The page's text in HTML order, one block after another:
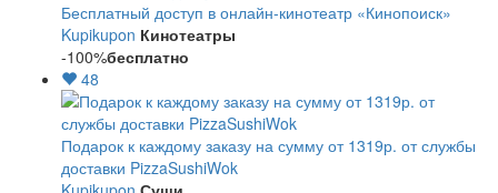
Бесплатный доступ в онлайн-кинотеатр «Кинопоиск»
Kupikupon Кинотеатры
-100%бесплатно
48
Подарок к каждому заказу на сумму от 1319р. от службы
доставки PizzaSushiWok